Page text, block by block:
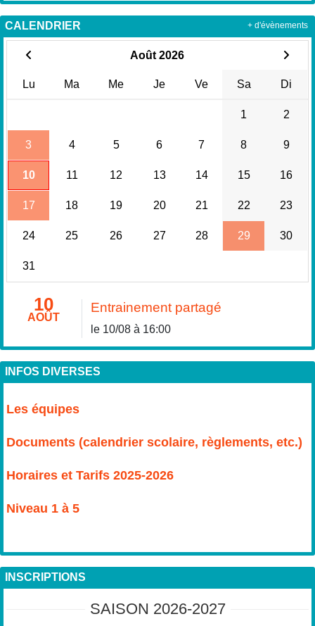
CALENDRIER
Août 2026
Lu Ma Me Je Ve Sa Di
1 2
3 4 5 6 7 8 9
10 11 12 13 14 15 16
17 18 19 20 21 22 23
24 25 26 27 28 29 30
31
10
AOÛT
Entrainement partagé
le 10/08 à 16:00
+ d'évènements
INFOS DIVERSES
Les équipes
Documents (calendrier scolaire, règlements, etc.)
Horaires et Tarifs 2025-2026
Niveau 1 à 5
INSCRIPTIONS
SAISON 2026-2027